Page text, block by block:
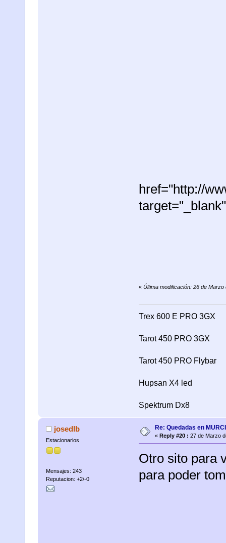
href="http://
« Última modificación: 26 de
Trex 600 E PRO 3GX
Tarot 450 PRO 3GX
Tarot 450 PRO Flybar
Hupsan X4 led
Spektrum Dx8
josedlb
Estacionarios
Mensajes: 243
Reputacion: +2/-0
Re: Quedadas en
« Reply #20 : 27 de Marzo
Otro sito para
para poder